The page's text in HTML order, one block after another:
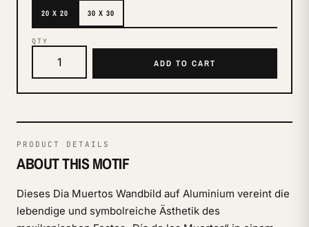
20 X 20 30 X 30
QTY
ADD TO CART
PRODUCT DETAILS
ABOUT THIS MOTIF
Dieses Dia Muertos Wandbild auf Aluminium vereint die
lebendige und symbolreiche Ästhetik des